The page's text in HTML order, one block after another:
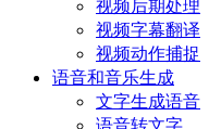
视频后期处理
视频字幕翻译
视频动作捕捉
语音和音乐生成
文字生成语音
语音转文字